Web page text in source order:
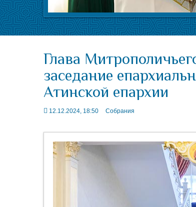
Глава
заседание
Атинской епархии
12.12.2024, 18:50 Собрания